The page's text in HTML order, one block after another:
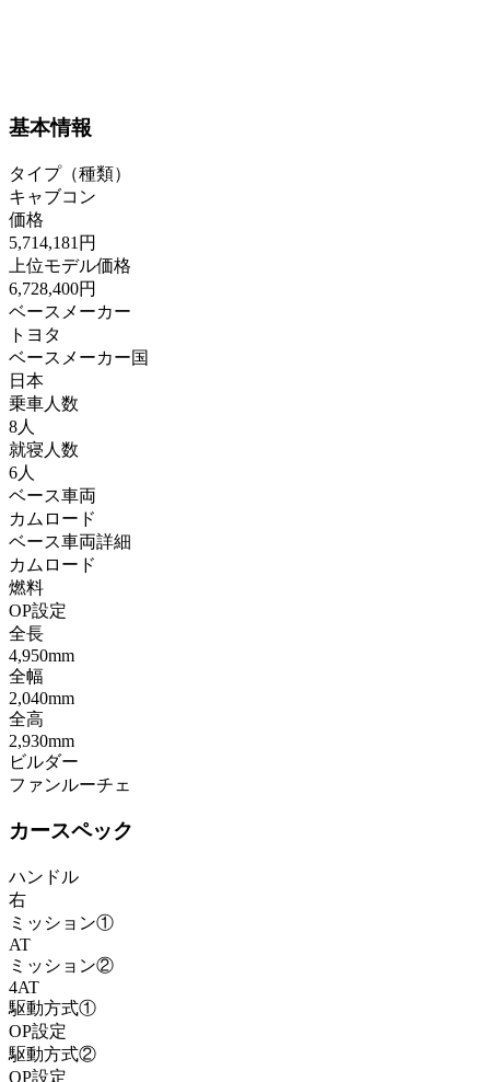
基本情報
タイプ（種類）
キャブコン
価格
5,714,181円
上位モデル価格
6,728,400円
ベースメーカー
トヨタ
ベースメーカー国
日本
乗車人数
8人
就寝人数
6人
ベース車両
カムロード
ベース車両詳細
カムロード
燃料
OP設定
全長
4,950mm
全幅
2,040mm
全高
2,930mm
ビルダー
ファンルーチェ
カースペック
ハンドル
右
ミッション①
AT
ミッション②
4AT
駆動方式①
OP設定
駆動方式②
OP設定